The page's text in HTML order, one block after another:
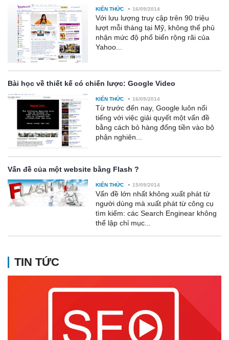
KIẾN THỨC - 16/09/2014
Với lưu lượng truy cập trên 90 triệu
lượt mỗi tháng tại Mỹ, không thể phủ
nhận mức độ phổ biến rộng rãi của
Yahoo...
Bài học về thiết kế có chiến lược: Google Video
KIẾN THỨC - 16/09/2014
Từ trước đến nay, Google luôn nổi
tiếng với việc giải quyết một vấn đề
bằng cách bỏ hàng đống tiền vào bộ
phận nghiên...
Vấn đề của một website bằng Flash ?
KIẾN THỨC - 15/09/2014
Vấn đề lớn nhất không xuất phát từ
người dùng mà xuất phát từ công cụ
tìm kiếm: các Search Enginear không
thể lập chỉ mục...
TIN TỨC